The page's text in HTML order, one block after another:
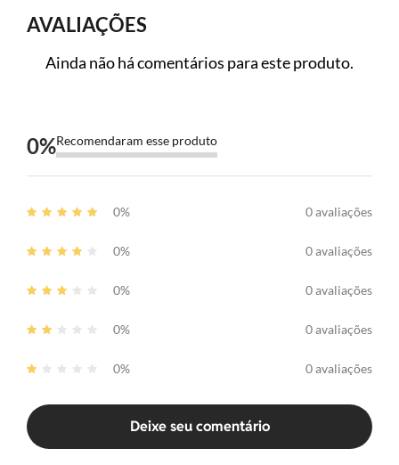
AVALIAÇÕES
Ainda não há comentários para este produto.
0%Recomendaram esse produto
0% 0 avaliações
0% 0 avaliações
0% 0 avaliações
0% 0 avaliações
0% 0 avaliações
Deixe seu comentário